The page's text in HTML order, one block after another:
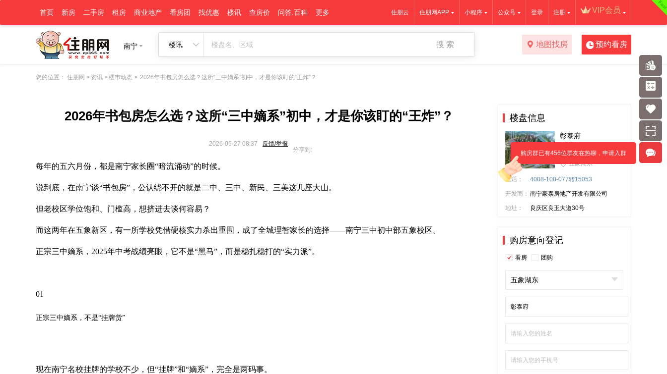
首页 新房 二手房 租房 商业地产 看房团 找优惠 楼讯 查房价 问答.百科 更多 VIP会员
注册
登录
公众号
小程序
住朋网APP
住朋云
南宁 楼讯 搜 索 地图找房 预约看房
您的位置： 住朋网 > 资讯 >楼市动态 > 2026年书包房怎么选？这所“三中嫡系”初中，才是你该盯的“王炸”？
2026年书包房怎么选？这所“三中嫡系”初中，才是你该盯的“王炸”？
2026-05-27 08:37
反馈/举报
分享到:
每年的五六月份，都是南宁家长圈“暗流涌动”的时候。
说到底，在南宁谈“书包房”，公认绕不开的就是二中、三中、新民、三美这几座大山。
但老校区学位饱和、门槛高，想挤进去谈何容易？
而这两年在五象新区，有一所学校凭借硬核实力杀出重围，成了全城理智家长的选择——南宁三中初中部五象校区。
正宗三中嫡系，2025年中考战绩亮眼，它不是“黑马”，而是稳扎稳打的“实力派”。
01
正宗三中嫡系，不是“挂牌货”
现在南宁名校挂牌的学校不少，但“挂牌”和“嫡系”，完全是两码事。
楼盘信息
彰泰府
10500元/㎡起
五象湖东
电话： 4008-100-077转15053
开发商： 南宁豪泰房地产开发有限公司
地址： 良庆区良玉大道30号
购房意向登记
看房 团购
五象湖东
购房群已有456位群友在热聊，申请入群